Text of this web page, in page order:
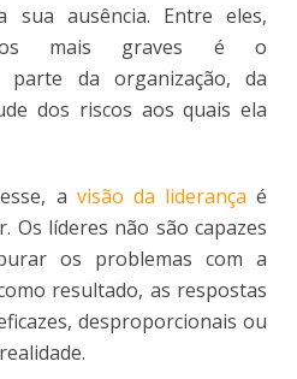
sua ausência. Entre eles,
mais graves é o
parte da organização, da
dos riscos aos quais ela
a visão da liderança é
Os líderes não são capazes
os problemas com a
resultado, as respostas
desproporcionais ou